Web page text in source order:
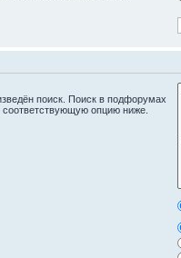
поиск. Поиск в подфорумах
соответствующую опцию ниже.